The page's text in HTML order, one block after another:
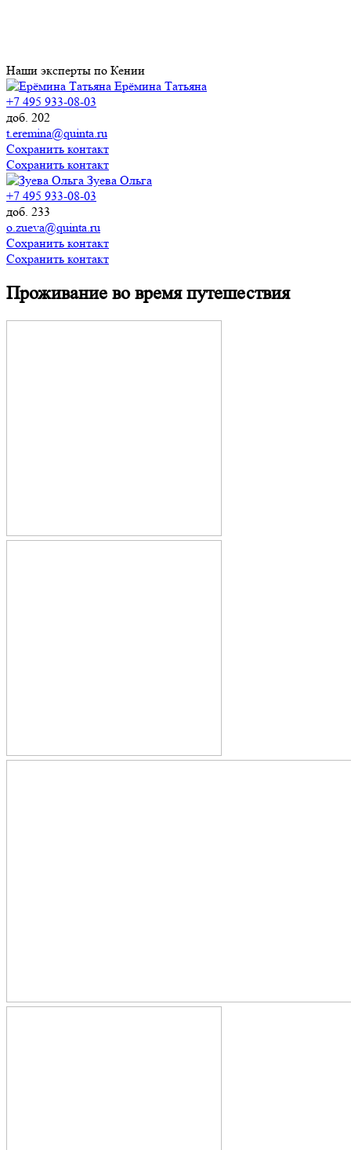
Наши эксперты по Кении
Ерёмина Татьяна
+7 495 933-08-03
доб. 202
t.eremina@quinta.ru
Сохранить контакт
Сохранить контакт
Зуева Ольга
+7 495 933-08-03
доб. 233
o.zueva@quinta.ru
Сохранить контакт
Сохранить контакт
Проживание во время путешествия